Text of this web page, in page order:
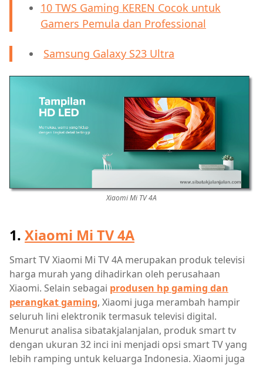
10 TWS Gaming KEREN Cocok untuk
Gamers Pemula dan Professional
Samsung Galaxy S23 Ultra
Xiaomi Mi TV 4A
1. Xiaomi Mi TV 4A
Smart TV Xiaomi Mi TV 4A merupakan produk televisi
harga murah yang dihadirkan oleh perusahaan
Xiaomi. Selain sebagai produsen hp gaming dan
perangkat gaming, Xiaomi juga merambah hampir
seluruh lini elektronik termasuk televisi digital.
Menurut analisa sibatakjalanjalan, produk smart tv
dengan ukuran 32 inci ini menjadi opsi smart TV yang
lebih ramping untuk keluarga Indonesia. Xiaomi juga